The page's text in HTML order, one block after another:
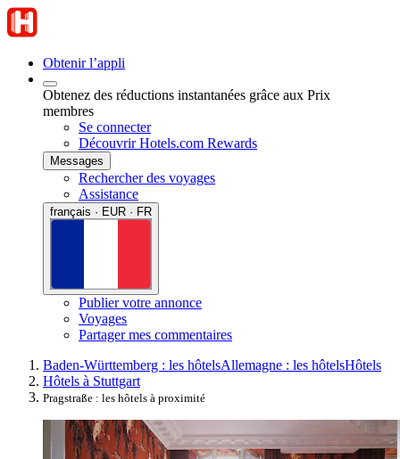
Obtenir l’appli
Obtenez des réductions instantanées grâce aux Prix
membres
Se connecter
Découvrir Hotels.com Rewards
Messages
Rechercher des voyages
Assistance
français · EUR · FR
Publier votre annonce
Voyages
Partager mes commentaires
Baden-Württemberg : les hôtelsAllemagne : les hôtelsHôtels
Hôtels à Stuttgart
Pragstraße : les hôtels à proximité